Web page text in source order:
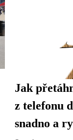
Jak
z telefonu
snadno a